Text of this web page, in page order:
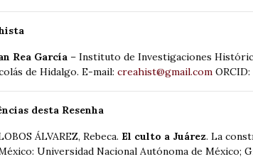
Rea García – Instituto de Investigaciones
de Hidalgo. E-mail: creahist@gmail.com
desta Resenha
ÁLVAREZ, Rebeca. El culto a Juárez. La
Universidad Nacional Autónoma de México;